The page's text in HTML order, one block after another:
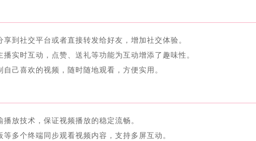
到社交平台或者直接转发给好友，增加社交体验。
实时互动，点赞、送礼等功能为互动增添了趣味性。
己喜欢的视频，随时随地观看，方便实用。
放技术，保证视频播放的稳定流畅。
多个终端同步观看视频内容，支持多屏互动。